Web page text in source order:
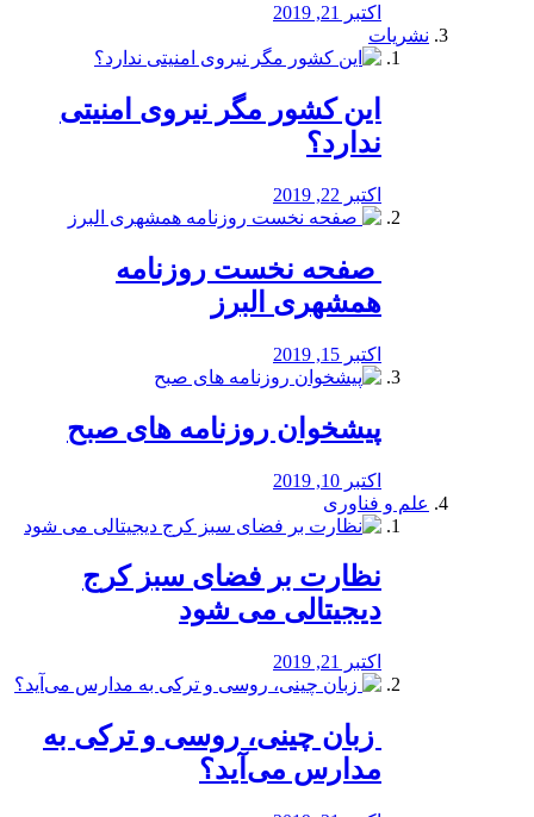
اکتبر 21, 2019
نشریات
این کشور مگر نیروی امنیتی
ندارد؟
اکتبر 22, 2019
️ صفحه نخست روزنامه‌
همشهری البرز
اکتبر 15, 2019
پیشخوان روزنامه های صبح
اکتبر 10, 2019
علم و فناوری
نظارت بر فضای سبز کرج
دیجیتالی می شود
اکتبر 21, 2019
️ زبان چینی، روسی و ترکی به
مدارس می‌آید؟